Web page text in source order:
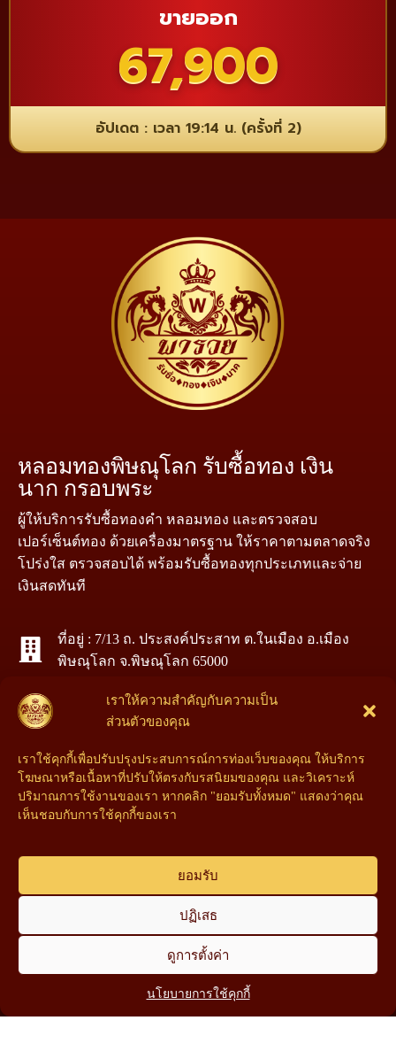
เราให้ความสำคัญกับความเป็น
ส่วนตัวของคุณ
เราใช้คุกกี้เพื่อปรับปรุงประสบการณ์การท่องเว็บของคุณ ให้บริการ
โฆษณาหรือเนื้อหาที่ปรับให้ตรงกับรสนิยมของคุณ และวิเคราะห์
ปริมาณการใช้งานของเรา หากคลิก "ยอมรับทั้งหมด" แสดงว่าคุณ
เห็นชอบกับการใช้คุกกี้ของเรา
ยอมรับ
ปฏิเสธ
ดูการตั้งค่า
นโยบายการใช้คุกกี้
ขายออก
67,900
อัปเดต : เวลา 19:14 น. (ครั้งที่ 2)
หลอมทองพิษณุโลก รับซื้อทอง เงิน
นาก กรอบพระ
ผู้ให้บริการรับซื้อทองคำ หลอมทอง และตรวจสอบ
เปอร์เซ็นต์ทอง ด้วยเครื่องมาตรฐาน ให้ราคาตามตลาดจริง
โปร่งใส ตรวจสอบได้ พร้อมรับซื้อทองทุกประเภทและจ่าย
เงินสดทันที
ที่อยู่ : 7/13 ถ. ประสงค์ประสาท ต.ในเมือง อ.เมือง
พิษณุโลก จ.พิษณุโลก 65000
โทร : 090-888-5529
Facebook : หลอมทองพิษณุโลก รับซื้อทอง เงิน นาค
ให้ราคาสูง เช็คด้วยเครื่องเปอร์เซ็นต์%